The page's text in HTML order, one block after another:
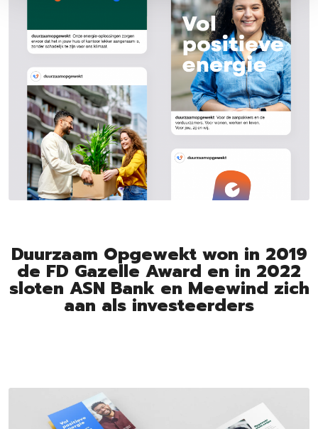
Duurzaam Opgewekt won in 2019
de FD Gazelle Award en in 2022
sloten ASN Bank en Meewind zich
aan als investeerders